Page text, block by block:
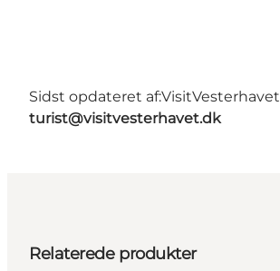
Sidst opdateret af:VisitVesterhavet
turist@visitvesterhavet.dk
Relaterede produkter